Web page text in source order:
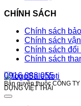
CHÍNH SÁCH
Chính sách
Chính sách
Chính sách đổi
Chính sách
0916 888 055
Bản quyền thuộc CÔNG
DỰNG VIỆT THÁI